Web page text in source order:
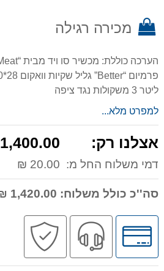
מכירה רגילה
ליטר 3 משקולות נגד ציפה
למפרט מלא...
אצלנו רק: 1,400.00 ₪
דמי משלוח החל מ: 20.00 ₪
סה''כ כולל משלוח:
לחץ
לאפשרויות
תשלומים
שירות
מקצועי